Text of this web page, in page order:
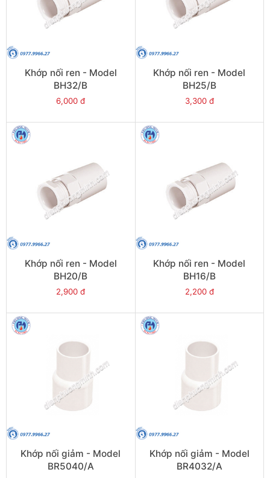
Khớp nối ren - Model
BH32/B
6,000 đ
Khớp nối ren - Model
BH25/B
3,300 đ
Khớp nối ren - Model
BH20/B
2,900 đ
Khớp nối ren - Model
BH16/B
2,200 đ
Khớp nối giảm - Model
BR5040/A
Khớp nối giảm - Model
BR4032/A